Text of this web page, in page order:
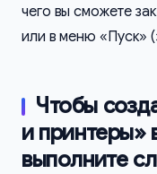
чего вы сможете
или в меню «Пуск»
Чтобы
и принтеры»
выполните